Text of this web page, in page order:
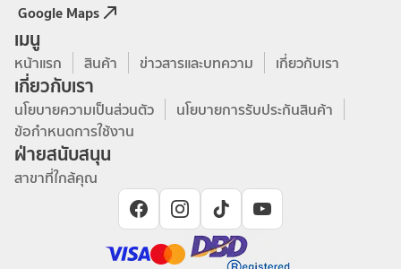
Google Maps
เมนู
หน้าแรก สินค้า ข่าวสารและบทความ เกี่ยวกับเรา
เกี่ยวกับเรา
นโยบายความเป็นส่วนตัว
นโยบายการรับประกันสินค้า
ข้อกำหนดการใช้งาน
ฝ่ายสนับสนุน
สาขาที่ใกล้คุณ